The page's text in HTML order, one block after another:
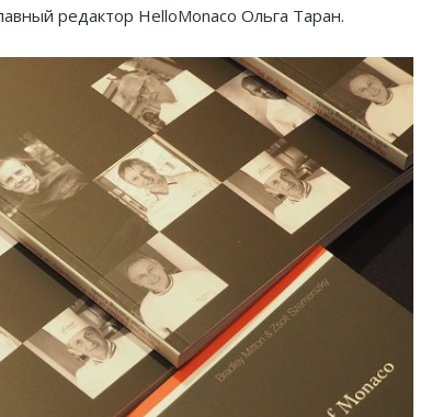
редактор HelloMonaco Ольга Таран.